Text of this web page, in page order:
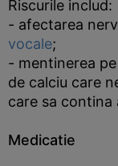
Riscurile includ:
- afectarea
vocale;
- mentinerea
de calciu care
care sa contina
Medicatie